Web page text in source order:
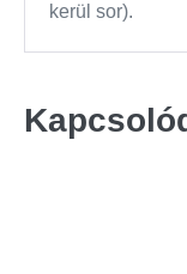
kerül sor).